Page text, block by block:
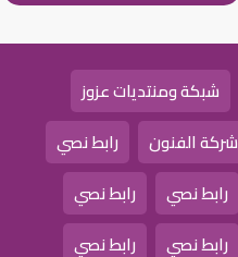
شبكة ومنتديات عزوز
شركة الفنون
رابط نصي
رابط نصي
رابط نصي
رابط نصي رابط نصي